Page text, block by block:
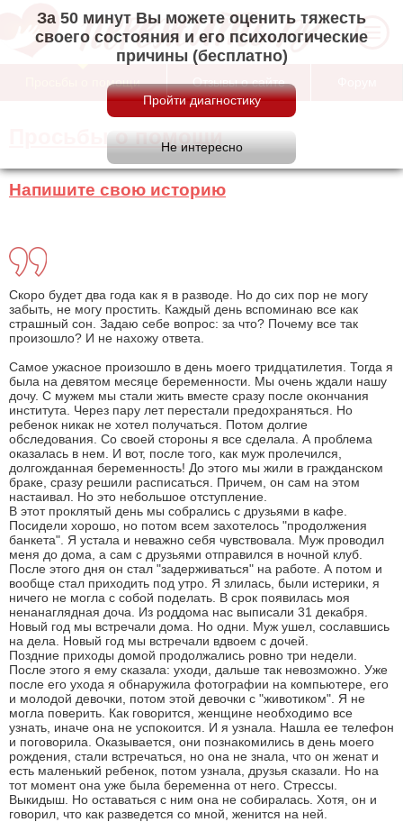
За 50 минут Вы можете оценить тяжесть
своего состояния и его психологические
причины (бесплатно)
Просьбы о помощи Отзывы о сайте
Просьбы о помощи
Напишите свою историю
Скоро будет два года как я в разводе. Но до сих пор не могу
забыть, не могу простить. Каждый день вспоминаю все как
страшный сон. Задаю себе вопрос: за что? Почему все так
произошло? И не нахожу ответа.
Самое ужасное произошло в день моего тридцатилетия. Тогда я
была на девятом месяце беременности. Мы очень ждали нашу
дочу. С мужем мы стали жить вместе сразу после окончания
института. Через пару лет перестали предохраняться. Но
ребенок никак не хотел получаться. Потом долгие
обследования. Со своей стороны я все сделала. А проблема
оказалась в нем. И вот, после того, как муж пролечился,
долгожданная беременность! До этого мы жили в гражданском
браке, сразу решили расписаться. Причем, он сам на этом
настаивал. Но это небольшое отступление.
В этот проклятый день мы собрались с друзьями в кафе.
Посидели хорошо, но потом всем захотелось "продолжения
банкета". Я устала и неважно себя чувствовала. Муж проводил
меня до дома, а сам с друзьями отправился в ночной клуб.
После этого дня он стал "задерживаться" на работе. А потом и
вообще стал приходить под утро. Я злилась, были истерики, я
ничего не могла с собой поделать. В срок появилась моя
ненанаглядная доча. Из роддома нас выписали 31 декабря.
Новый год мы встречали дома. Но одни. Муж ушел, сославшись
на дела. Новый год мы встречали вдвоем с дочей.
Поздние приходы домой продолжались ровно три недели.
После этого я ему сказала: уходи, дальше так невозможно. Уже
после его ухода я обнаружила фотографии на компьютере, его
и молодой девочки, потом этой девочки с "животиком". Я не
могла поверить. Как говорится, женщине необходимо все
узнать, иначе она не успокоится. И я узнала. Нашла ее телефон
и поговорила. Оказывается, они познакомились в день моего
рождения, стали встречаться, но она не знала, что он женат и
есть маленький ребенок, потом узнала, друзья сказали. Но на
тот момент она уже была беременна от него. Стрессы.
Выкидыш. Но оставаться с ним она не собиралась. Хотя, он и
говорил, что как разведется со мной, женится на ней.